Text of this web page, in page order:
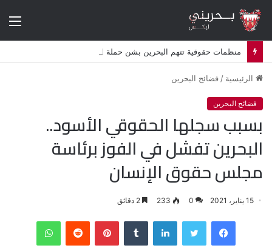
الرئيسية / فضائح البحرين
فضائح البحرين
بسبب سجلها الحقوقي الأسود..
البحرين تفشل في الفوز برئاسة
مجلس حقوق الإنسان
15 يناير، 2021 0
233
فيسبوك لينكدإن بينتيريست